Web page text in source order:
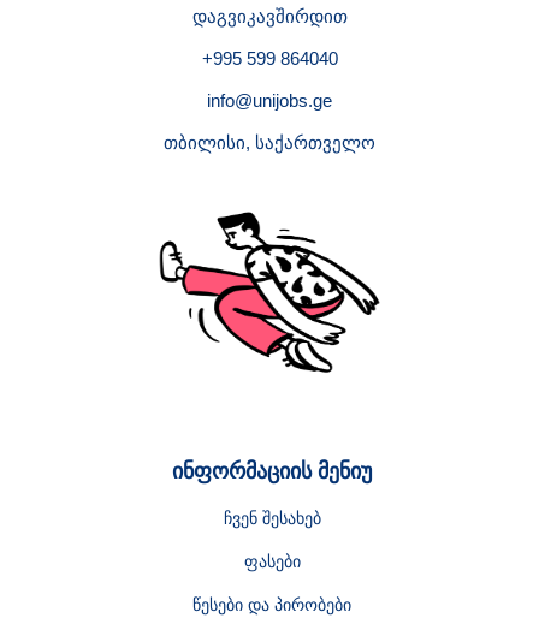
დაგვიკავშირდით
+995 599 864040
info@unijobs.ge
თბილისი, საქართველო
ინფორმაციის მენიუ
ჩვენ შესახებ
ფასები
წესები და პირობები